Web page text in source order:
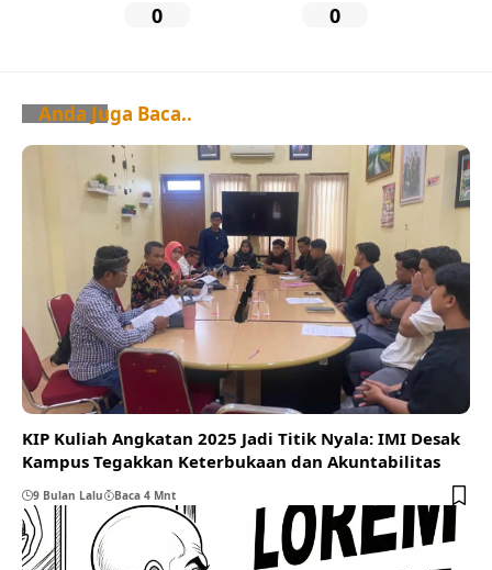
0 0
Anda Juga Baca..
KIP Kuliah Angkatan 2025 Jadi Titik Nyala: IMI Desak
Kampus Tegakkan Keterbukaan dan Akuntabilitas
9 Bulan Lalu Baca 4 Mnt